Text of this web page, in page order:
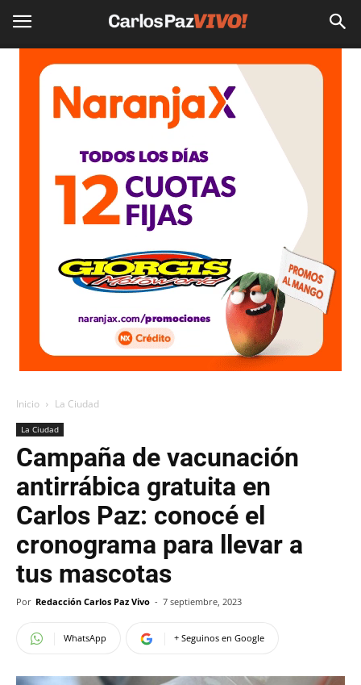
Inicio La Ciudad
La Ciudad
Campaña de vacunación
antirrábica gratuita en
Carlos Paz: conocé el
cronograma para llevar a
tus mascotas
Por Redacción Carlos Paz Vivo - 7 septiembre, 2023
WhatsApp + Seguinos en Google